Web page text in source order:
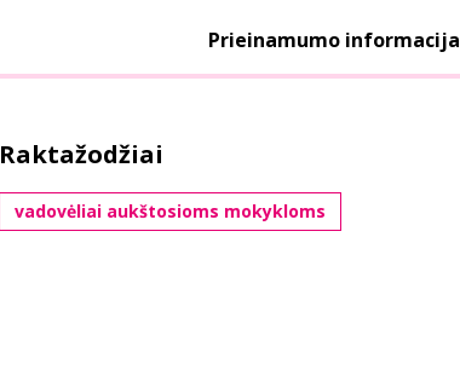
Prieinamumo informacija
Raktažodžiai
vadovėliai aukštosioms mokykloms